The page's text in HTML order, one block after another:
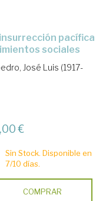
sociales
José Luis (1917-
€
Sin Stock. Disponible en
7/10 días.
COMPRAR